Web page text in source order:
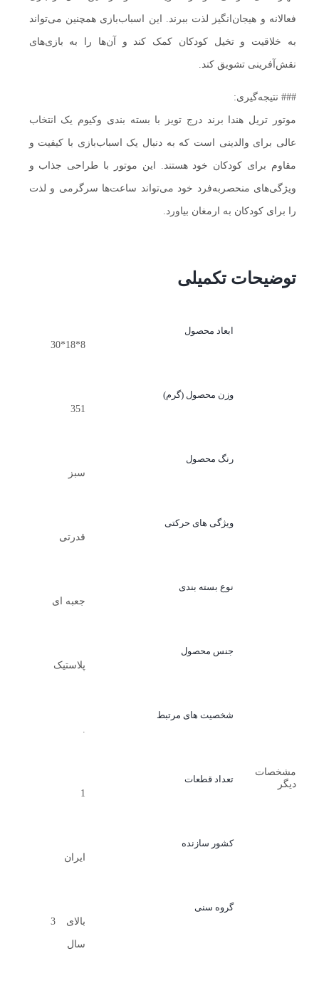
فعالانه و هیجان‌انگیز لذت ببرند. این اسباب‌بازی همچنین می‌تواند
به خلاقیت و تخیل کودکان کمک کند و آن‌ها را به بازی‌های
نقش‌آفرینی تشویق کند.
### نتیجه‌گیری:
موتور تریل هندا برند درج تویز با بسته بندی وکیوم یک انتخاب
عالی برای والدینی است که به دنبال یک اسباب‌بازی با کیفیت و
مقاوم برای کودکان خود هستند. این موتور با طراحی جذاب و
ویژگی‌های منحصربه‌فرد خود می‌تواند ساعت‌ها سرگرمی و لذت
را برای کودکان به ارمغان بیاورد.
توضیحات تکمیلی
مشخصات
دیگر
ابعاد محصول
8*18*30
وزن محصول (گرم)
351
رنگ محصول
سبز
ویژگی های حرکتی
قدرتی
نوع بسته بندی
جعبه ای
جنس محصول
پلاستیک
شخصیت های مرتبط
تعداد قطعات
1
کشور سازنده
ایران
گروه سنی
بالای 3
سال